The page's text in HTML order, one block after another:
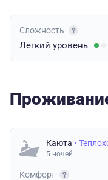
Сложность
Легкий уровень
Каюта •
5 ночей
Комфорт